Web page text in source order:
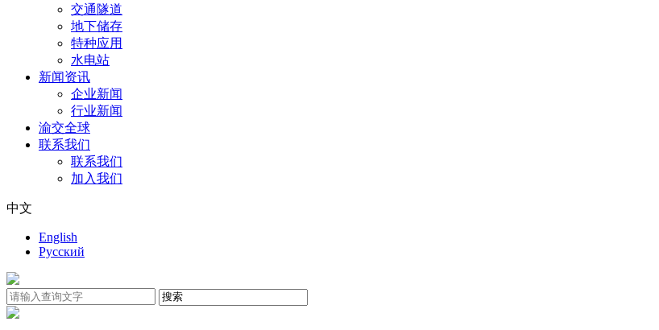
交通隧道
地下储存
特种应用
水电站
新闻资讯
企业新闻
行业新闻
渝交全球
联系我们
联系我们
加入我们
中文
English
Русский